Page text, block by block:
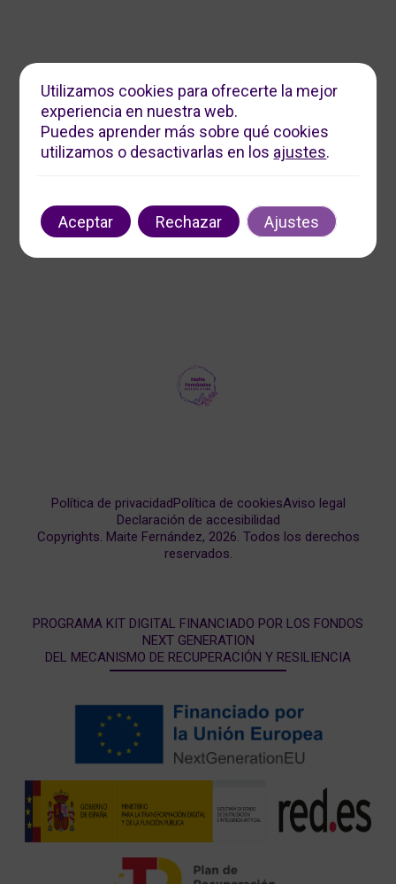
Servicios Digitales Maite
Ofrecemos soluciones digitales personalizadas para
impulsar tu negocio. Contáctanos para optimizar tu
Contacto
Copyrights. Maite Fernández, 2026. Todos los derechos
reservados.
Política de privacidadPolítica de cookiesAviso legal
Declaración de accesibilidad
PROGRAMA KIT DIGITAL FINANCIADO POR LOS FONDOS
NEXT GENERATION
DEL MECANISMO DE RECUPERACIÓN Y RESILIENCIA
Utilizamos cookies para ofrecerte la mejor
experiencia en nuestra web.
Puedes aprender más sobre qué cookies
utilizamos o desactivarlas en los ajustes.
Aceptar Rechazar Ajustes